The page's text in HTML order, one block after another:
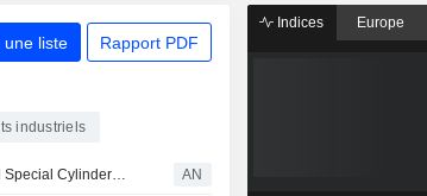
une liste Rapport PDF
industriels
Le PDG de Chesterfield Special Cylinders quitte ses fonctions AN
Indices Europe